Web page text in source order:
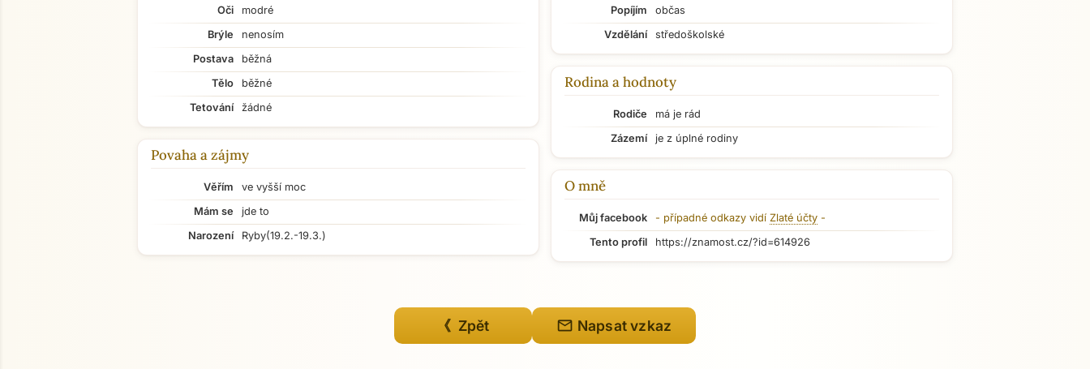
Oči
modré
Brýle
nenosím
Postava
běžná
Tělo
běžné
Tetování
žádné
Povaha a zájmy
Věřím
ve vyšší moc
Mám se
jde to
Narození
Ryby(19.2.-19.3.)
Popíjím
občas
Vzdělání
středoškolské
Rodina a hodnoty
Rodiče
má je rád
Zázemí
je z úplné rodiny
O mně
Můj facebook - případné odkazy vidí Zlaté účty -
Tento profil
https://znamost.cz/?id=614926
《 Zpět mail Napsat vzkaz